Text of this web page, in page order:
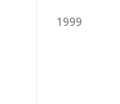
1999